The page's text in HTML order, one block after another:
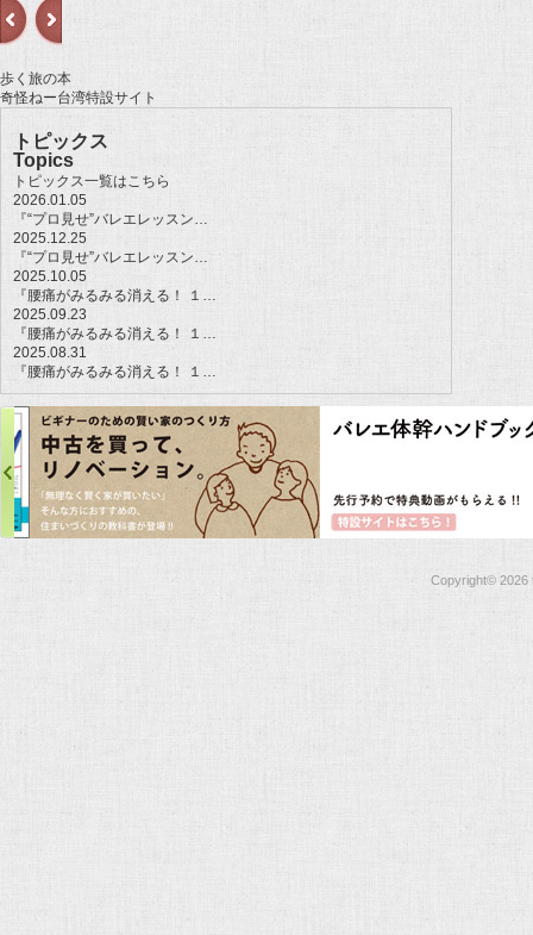
歩く旅の本
奇怪ねー台湾特設サイト
トピックス
Topics
トピックス一覧はこちら
2026.01.05
『“プロ見せ”バレエレッスン…
2025.12.25
『“プロ見せ”バレエレッスン…
2025.10.05
『腰痛がみるみる消える！ １…
2025.09.23
『腰痛がみるみる消える！ １…
2025.08.31
『腰痛がみるみる消える！ １…
Copyright© 2026